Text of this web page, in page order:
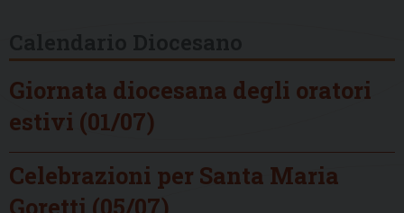
Giornata diocesana degli oratori
estivi (01/07)
Celebrazioni per Santa Maria
Goretti (05/07)